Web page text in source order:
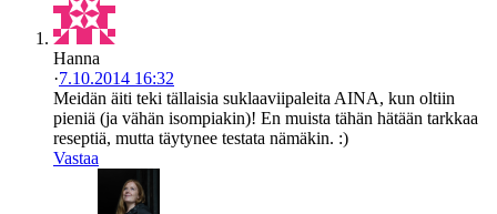
Hanna
·7.10.2014 16:32
Meidän äiti teki tällaisia suklaaviipaleita AINA, kun oltiin
pieniä (ja vähän isompiakin)! En muista tähän hätään tarkkaa
reseptiä, mutta täytynee testata nämäkin. :)
Vastaa